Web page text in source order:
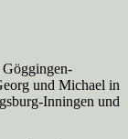
und Michael in
Inningen und